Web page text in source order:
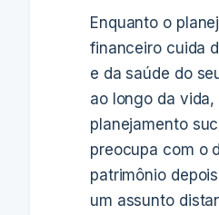
Enquanto o
financeiro cuida
e da saúde do
ao longo da vida,
planejamento
preocupa com o
patrimônio
um assunto